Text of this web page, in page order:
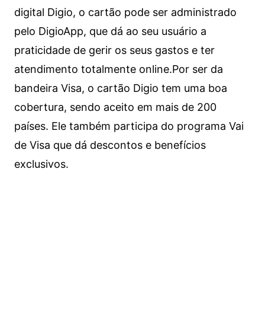
digital Digio, o cartão pode ser administrado
pelo DigioApp, que dá ao seu usuário a
praticidade de gerir os seus gastos e ter
atendimento totalmente online.Por ser da
bandeira Visa, o cartão Digio tem uma boa
cobertura, sendo aceito em mais de 200
países. Ele também participa do programa Vai
de Visa que dá descontos e benefícios
exclusivos.